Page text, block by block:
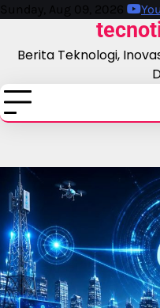
Skip
content
Sunday, Aug 09, 2026
Berita Teknologi,